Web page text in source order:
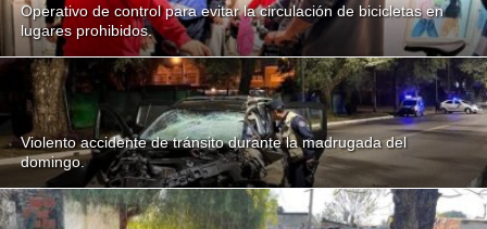
Operativo de control para evitar la circulación de bicicletas en
lugares prohibidos.
Violento accidente de tránsito durante la madrugada del
domingo.